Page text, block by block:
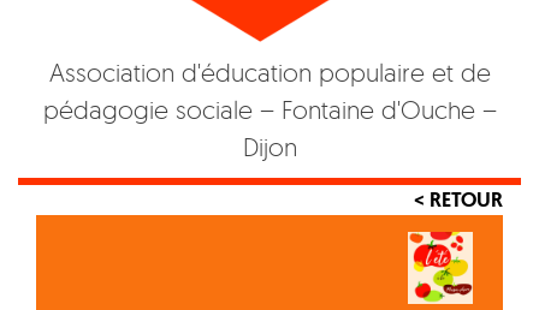
Association d'éducation populaire et de
pédagogie sociale – Fontaine d'Ouche –
Dijon
< RETOUR